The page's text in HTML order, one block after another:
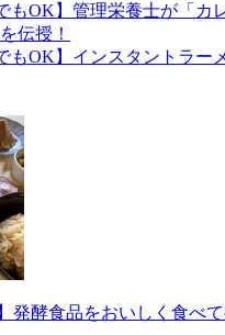
もOK】管理栄養士が「カ
伝授！
もOK】インスタントラー
発酵食品をおいしく食べ